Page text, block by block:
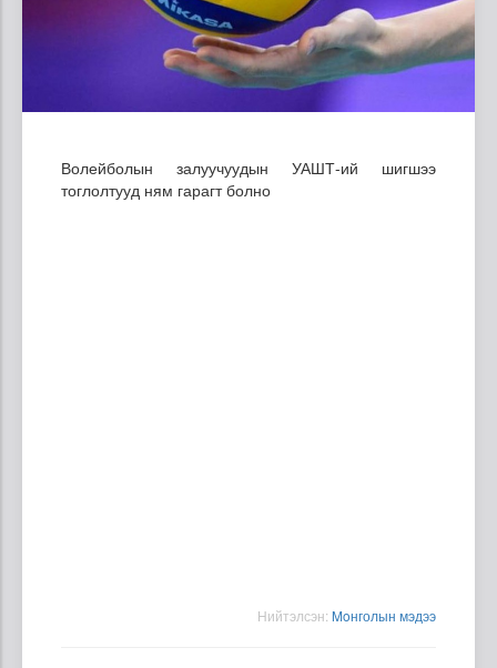
Волейболын залуучуудын УАШТ-ий шигшээ
тоглолтууд ням гарагт болно
Нийтэлсэн: Moнголын мэдээ